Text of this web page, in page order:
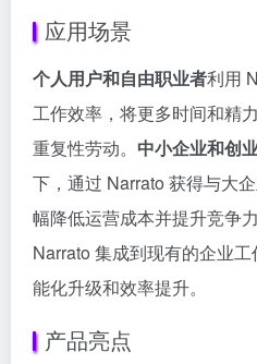
应用场景
个人用户和自由职业者利用
工作效率，将更多时间和精
重复性劳动。 中小企业和创
下，通过 Narrato 获得与大
幅降低运营成本并提升竞争力
Narrato 集成到现有的企业
能化升级和效率提升。
产品亮点